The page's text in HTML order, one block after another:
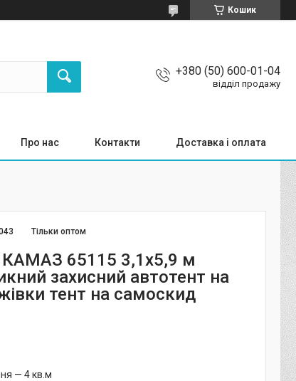
Кошик
+380 (50) 600-01-04
відділ продажу
Про нас Контакти Доставка і оплата
Тільки оптом
65115 3,1х5,9 м
захисний автотент на
тент на самоскид
— 4 кв.м